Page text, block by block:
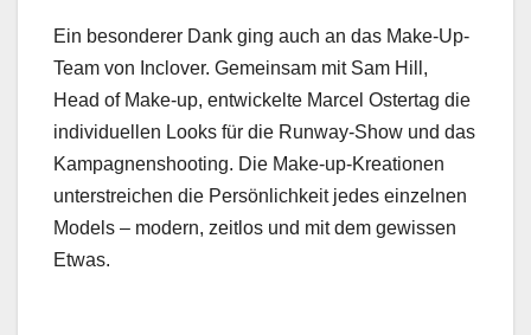
Ein beson­der­er Dank ging auch an das Make-Up-
Team von Inclover. Gemein­sam mit Sam Hill,
Head of Make-up, entwick­elte Mar­cel Ostertag die
indi­vidu­ellen Looks für die Run­way-Show und das
Kam­pag­nen­shoot­ing. Die Make-up-Kreatio­nen
unter­stre­ichen die Per­sön­lichkeit jedes einzel­nen
Mod­els – mod­ern, zeit­los und mit dem gewis­sen
Etwas.